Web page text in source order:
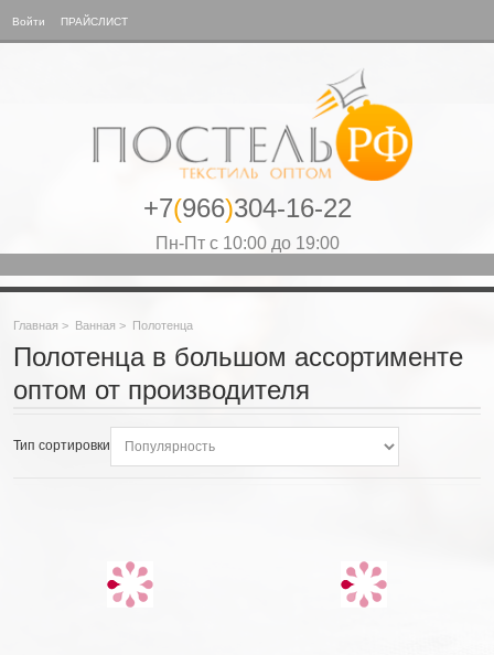
Войти ПРАЙСЛИСТ
+7(966)304-16-22
Пн-Пт с 10:00 до 19:00
Главная > Ванная > Полотенца
Полотенца в большом ассортименте
оптом от производителя
Тип сортировки